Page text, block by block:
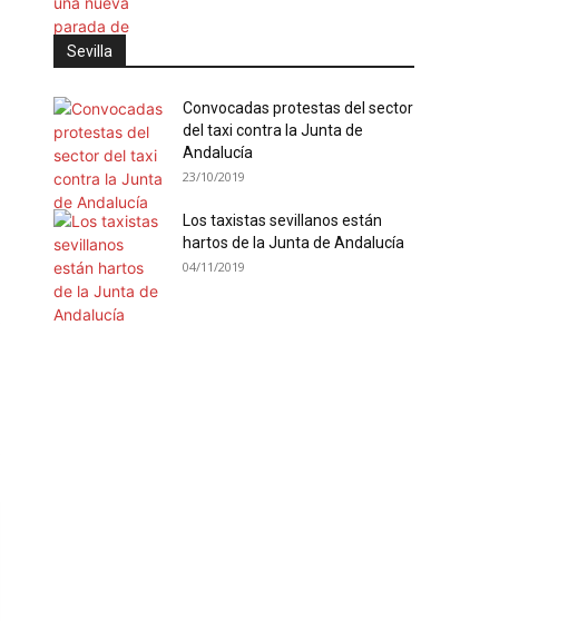
Sevilla
Convocadas protestas del sector
del taxi contra la Junta de
Andalucía
23/10/2019
Los taxistas sevillanos están
hartos de la Junta de Andalucía
04/11/2019